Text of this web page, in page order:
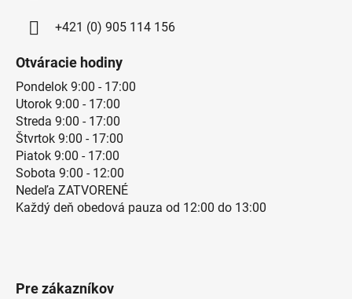
+421 (0) 905 114 156
Otváracie hodiny
Pondelok 9:00 - 17:00
Utorok 9:00 - 17:00
Streda 9:00 - 17:00
Štvrtok 9:00 - 17:00
Piatok 9:00 - 17:00
Sobota 9:00 - 12:00
Nedeľa ZATVORENÉ
Každý deň obedová pauza od 12:00 do 13:00
Pre zákazníkov